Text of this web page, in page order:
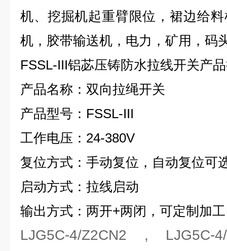
机、挖掘机起重臂限位，裙边给
机，胶带输送机，电力，矿用，码
FSSL-III铝苾压铸防水拉线开关产
产品名称：双向拉绳开关
产品型号：FSSL-III
工作电压：24-380V
复位方式：手动复位，自动复位可
启动方式：拉线启动
输出方式：两开+两闭，可定制加
LJG5C-4/Z2CN2 , LJG5C-